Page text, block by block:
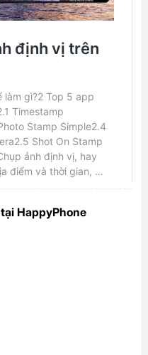
HappyPhone